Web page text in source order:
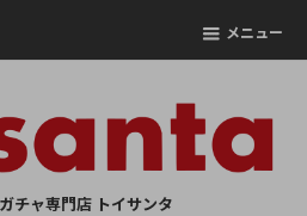
メニュー
チャ専門店 トイサンタ